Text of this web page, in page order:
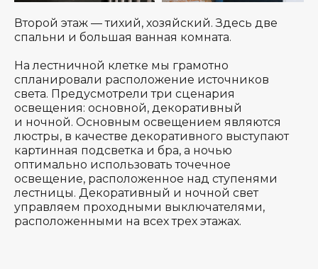
Второй этаж — тихий, хозяйский. Здесь две
спальни и большая ванная комната.
На лестничной клетке мы грамотно
спланировали расположение источников
света. Предусмотрели три сценария
освещения: основной, декоративный
и ночной. Основным освещением являются
люстры, в качестве декоративного выступают
картинная подсветка и бра, а ночью
оптимально использовать точечное
освещение, расположенное над ступенями
лестницы. Декоративный и ночной свет
управляем проходными выключателями,
расположенными на всех трех этажах.